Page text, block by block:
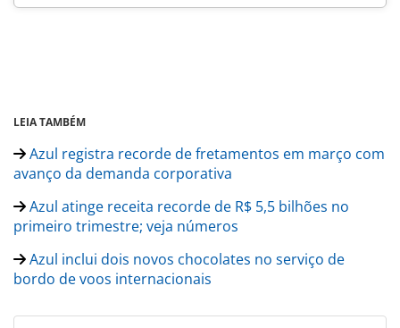
LEIA TAMBÉM
Azul registra recorde de fretamentos em março com
avanço da demanda corporativa
Azul atinge receita recorde de R$ 5,5 bilhões no
primeiro trimestre; veja números
Azul inclui dois novos chocolates no serviço de
bordo de voos internacionais